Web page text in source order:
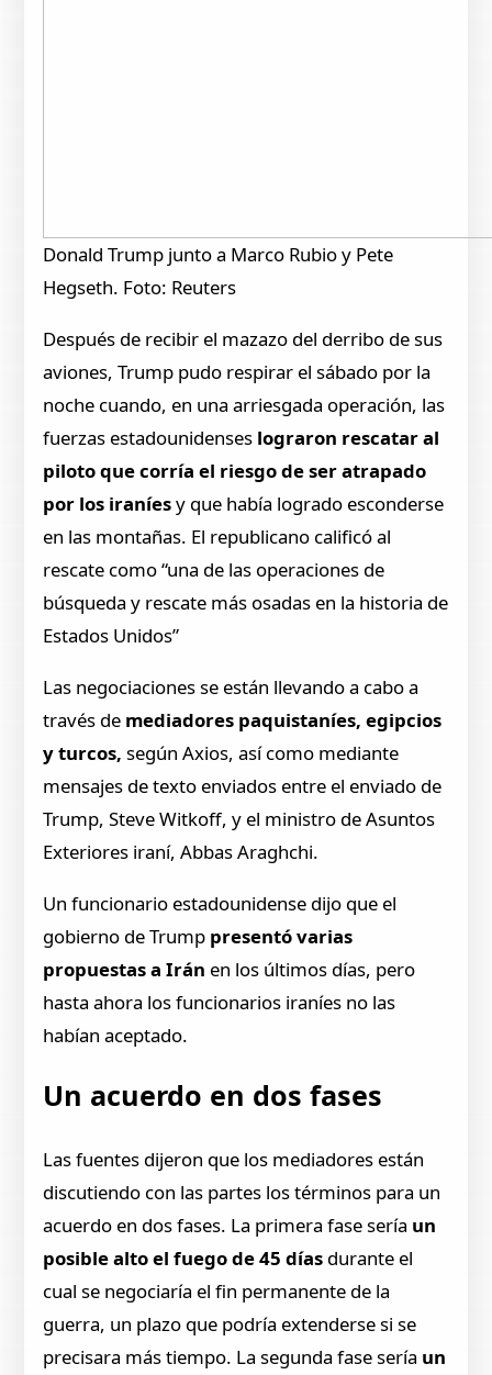
Donald Trump junto a Marco Rubio y Pete
Hegseth. Foto: Reuters
Después de recibir el mazazo del derribo de sus
aviones, Trump pudo respirar el sábado por la
noche cuando, en una arriesgada operación, las
fuerzas estadounidenses lograron rescatar al
piloto que corría el riesgo de ser atrapado
por los iraníesy que había logrado esconderse
en las montañas. El republicano calificó al
rescate como “una de las operaciones de
búsqueda y rescate más osadas en la historia de
Estados Unidos”
Las negociaciones se están llevando a cabo a
través de mediadores paquistaníes, egipcios
y turcos, según Axios, así como mediante
mensajes de texto enviados entre el enviado de
Trump, Steve Witkoff, y el ministro de Asuntos
Exteriores iraní, Abbas Araghchi.
Un funcionario estadounidense dijo que el
gobierno de Trump presentó varias
propuestas a Irán en los últimos días, pero
hasta ahora los funcionarios iraníes no las
habían aceptado.
Un acuerdo en dos fases
Las fuentes dijeron que los mediadores están
discutiendo con las partes los términos para un
acuerdo en dos fases. La primera fase sería un
posible alto el fuego de 45 días durante el
cual se negociaría el fin permanente de la
guerra, un plazo que podría extenderse si se
precisara más tiempo. La segunda fase sería un